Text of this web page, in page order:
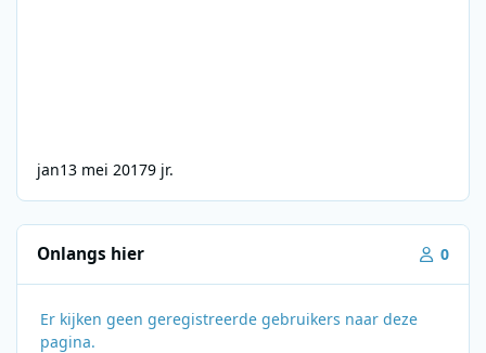
jan13 mei 20179 jr.
Onlangs hier 0
Er kijken geen geregistreerde gebruikers naar deze
pagina.